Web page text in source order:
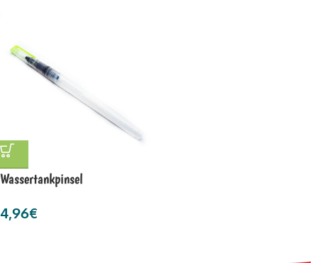
Wassertankpinsel
4,96€